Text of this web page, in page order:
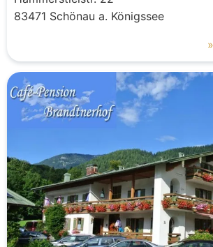
83471 Schönau a. Königssee